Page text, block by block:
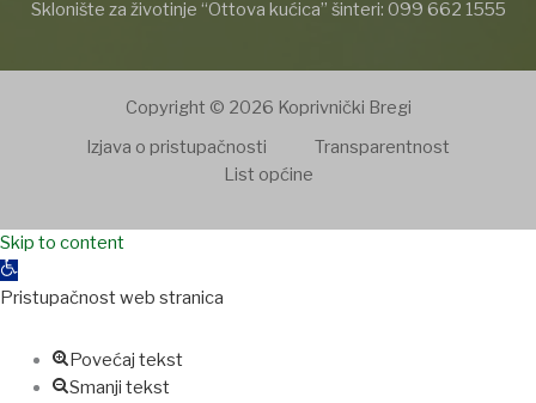
Sklonište za životinje “Ottova kućica” šinteri: 099 662 1555
Copyright © 2026 Koprivnički Bregi
Izjava o pristupačnosti
Transparentnost
List općine
Grandpashabet
Skip to content
Open
toolbar
Pristupačnost web stranica
Povećaj tekst
Smanji tekst